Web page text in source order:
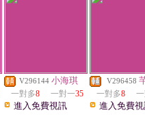
V296144 小海琪
一對多8 一對一35
進入免費視訊
V296458
一對多8
進入免費